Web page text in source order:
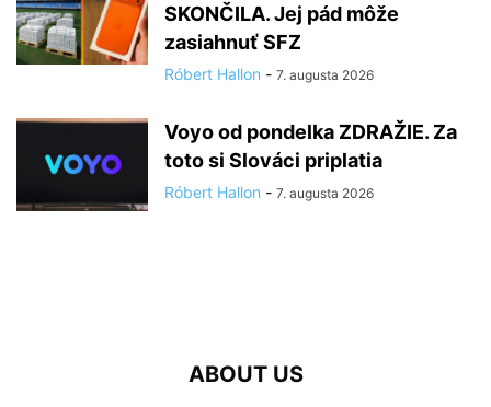
SKONČILA. Jej pád môže
zasiahnuť SFZ
Róbert Hallon - 7. augusta 2026
Voyo od pondelka ZDRAŽIE. Za
toto si Slováci priplatia
Róbert Hallon - 7. augusta 2026
ABOUT US